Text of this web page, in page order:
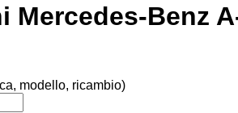
Mercedes-Benz
modello, ricambio)